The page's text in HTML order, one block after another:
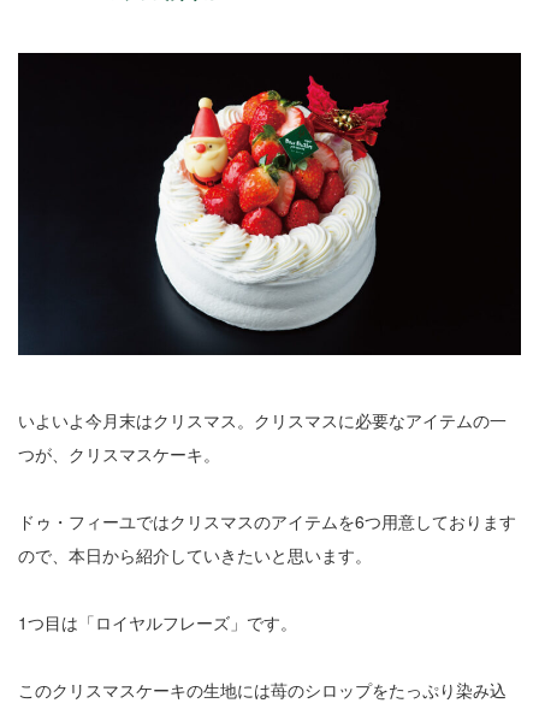
いよいよ今月末はクリスマス。クリスマスに必要なアイテムの一
つが、クリスマスケーキ。
ドゥ・フィーユではクリスマスのアイテムを6つ用意しております
ので、本日から紹介していきたいと思います。
1つ目は「ロイヤルフレーズ」です。
このクリスマスケーキの生地には苺のシロップをたっぷり染み込